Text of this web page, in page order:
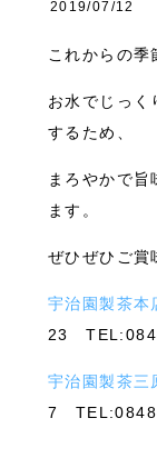
2019/07/12
これからの季
お水でじっく
するため、
まろやかで旨
ます。
ぜひぜひご賞
宇治園製茶本
23
宇治園製茶三
7